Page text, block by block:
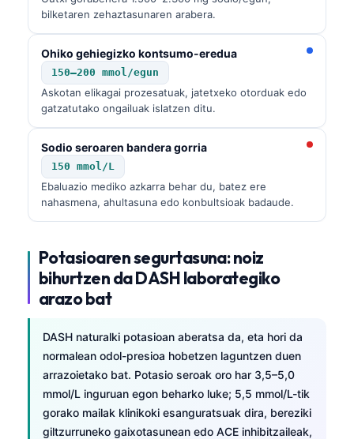
bilketaren zehaztasunaren arabera.
Ohiko gehiegizko kontsumo-eredua
150–200 mmol/egun
Askotan elikagai prozesatuak, jatetxeko otorduak edo
gatzatutako ongailuak islatzen ditu.
Sodio seroaren bandera gorria
150 mmol/L
Ebaluazio mediko azkarra behar du, batez ere
nahasmena, ahultasuna edo konbultsioak badaude.
Potasioaren segurtasuna: noiz
bihurtzen da DASH laborategiko
arazo bat
DASH naturalki potasioan aberatsa da, eta hori da
normalean odol-presioa hobetzen laguntzen duen
arrazoietako bat. Potasio seroak oro har 3,5–5,0
mmol/L inguruan egon beharko luke; 5,5 mmol/L-tik
gorako mailak klinikoki esanguratsuak dira, bereziki
giltzurruneko gaixotasunean edo ACE inhibitzaileak,